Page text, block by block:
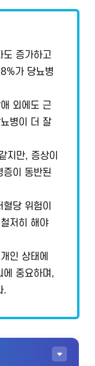
증가하고
가 당뇨병
외에도 근
병이 더 잘
지만, 증상이
증이 동반된
당 위험이
저히 해야
인 상태에
에 중요하며,
.